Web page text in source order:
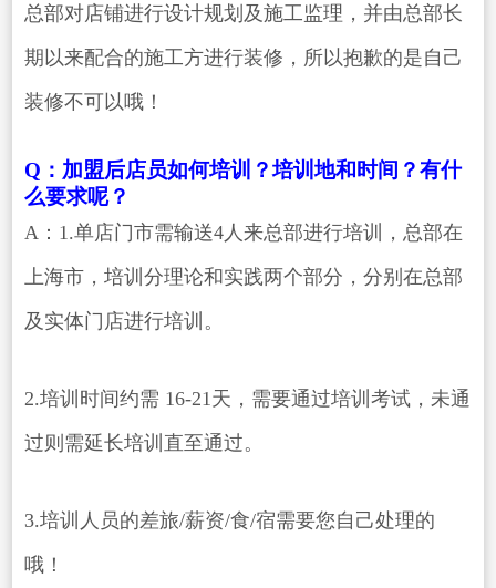
总部对店铺进行设计规划及施工监理，并由总部长
期以来配合的施工方进行装修，所以抱歉的是自己
装修不可以哦！
Q：加盟后店员如何培训？培训地和时间？有什
么要求呢？
A：1.单店门市需输送4人来总部进行培训，总部在
上海市，培训分理论和实践两个部分，分别在总部
及实体门店进行培训。
2.培训时间约需 16-21天，需要通过培训考试，未通
过则需延长培训直至通过。
3.培训人员的差旅/薪资/食/宿需要您自己处理的
哦！